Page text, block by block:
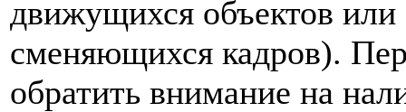
движущихся объектов
сменяющихся кадров).
обратить внимание на